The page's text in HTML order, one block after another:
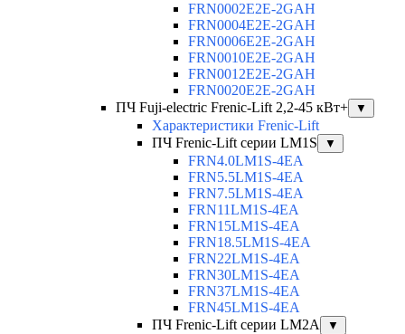
FRN0002E2E-2GAH
FRN0004E2E-2GAH
FRN0006E2E-2GAH
FRN0010E2E-2GAH
FRN0012E2E-2GAH
FRN0020E2E-2GAH
ПЧ Fuji-electric Frenic-Lift 2,2-45 кВт+
▼
Характеристики Frenic-Lift
ПЧ Frenic-Lift серии LM1S
▼
FRN4.0LM1S-4EA
FRN5.5LM1S-4EA
FRN7.5LM1S-4EA
FRN11LM1S-4EA
FRN15LM1S-4EA
FRN18.5LM1S-4EA
FRN22LM1S-4EA
FRN30LM1S-4EA
FRN37LM1S-4EA
FRN45LM1S-4EA
ПЧ Frenic-Lift серии LM2A
▼